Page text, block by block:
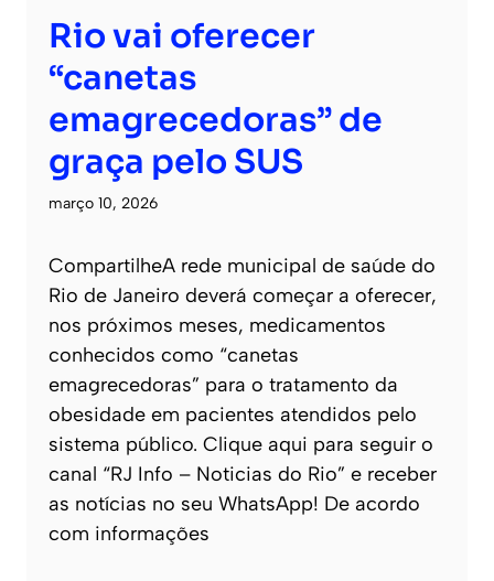
Rio vai oferecer
“canetas
emagrecedoras” de
graça pelo SUS
março 10, 2026
CompartilheA rede municipal de saúde do
Rio de Janeiro deverá começar a oferecer,
nos próximos meses, medicamentos
conhecidos como “canetas
emagrecedoras” para o tratamento da
obesidade em pacientes atendidos pelo
sistema público. Clique aqui para seguir o
canal “RJ Info – Noticias do Rio” e receber
as notícias no seu WhatsApp! De acordo
com informações